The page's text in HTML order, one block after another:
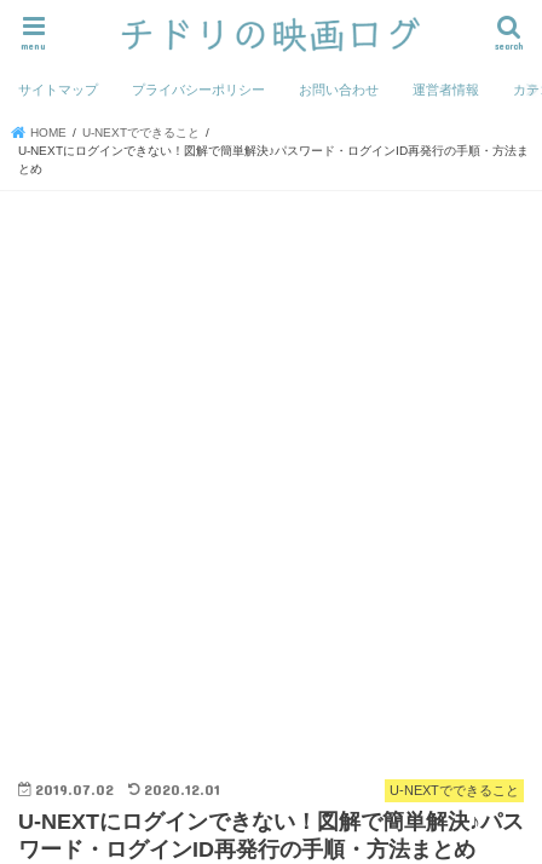
search
menu
サイトマップ プライバシーポリシー お問い合わせ 運営者情報 カ
HOME
U-NEXTでできること
U-NEXTにログインできない！図解で簡単解決♪パスワード・ログインID再発行の手順・方法ま
とめ
U-NEXTでできること
2019.07.02 2020.12.01
U-NEXTにログインできない！図解で簡単解決♪パス
ワード・ログインID再発行の手順・方法まとめ